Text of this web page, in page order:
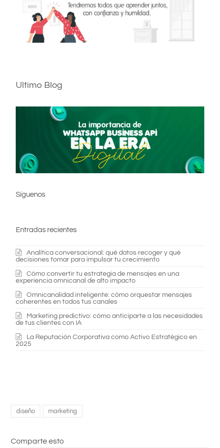
Ultimo Blog
Síguenos
Entradas recientes
Analítica conversacional: qué datos recoger y qué
decisiones tomar para impulsar tu crecimiento
Cómo convertir tu estrategia de mensajes en una
experiencia omnicanal de alto impacto
Omnicanalidad inteligente: cómo orquestar mensajes
coherentes en todos tus canales
Marketing predictivo: cómo anticiparte a las necesidades
de tus clientes con IA
La Reputación Corporativa como Activo Estratégico en
2025
diseño marketing
Comparte esto